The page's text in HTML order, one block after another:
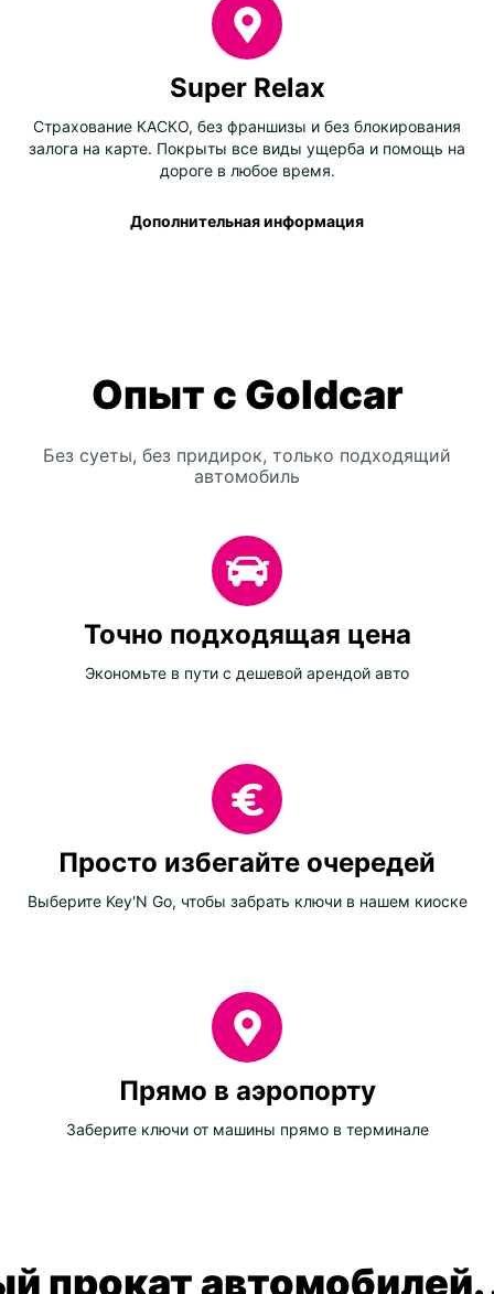
Super Relax
Страхование КАСКО, без франшизы и без блокирования
залога на карте. Покрыты все виды ущерба и помощь на
дороге в любое время.
Дополнительная информация
Опыт с Goldcar
Без суеты, без придирок, только подходящий
автомобиль
Точно подходящая цена
Экономьте в пути с дешевой арендой авто
Просто избегайте очередей
Выберите Key'N Go, чтобы забрать ключи в нашем киоске
Прямо в аэропорту
Заберите ключи от машины прямо в терминале
прокат